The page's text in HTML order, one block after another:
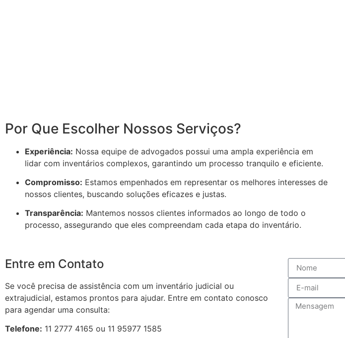
Por Que Escolher Nossos Serviços?
Experiência: Nossa equipe de advogados possui uma ampla experiência em
lidar com inventários complexos, garantindo um processo tranquilo e eficiente.
Compromisso: Estamos empenhados em representar os melhores interesses de
nossos clientes, buscando soluções eficazes e justas.
Transparência: Mantemos nossos clientes informados ao longo de todo o
processo, assegurando que eles compreendam cada etapa do inventário.
Entre em Contato
Se você precisa de assistência com um inventário judicial ou
extrajudicial, estamos prontos para ajudar. Entre em contato conosco
para agendar uma consulta:
Telefone: 11 2777 4165 ou 11 95977 1585